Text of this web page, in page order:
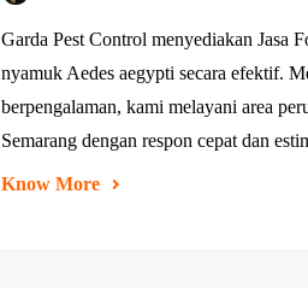
Garda Pest Control menyediakan Jasa
nyamuk Aedes aegypti secara efektif.
berpengalaman, kami melayani area
Semarang dengan respon cepat dan
Know More